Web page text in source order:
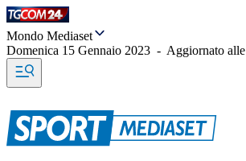
Mondo Mediaset
Domenica 15 Gennaio 2023 - Aggiornato alle